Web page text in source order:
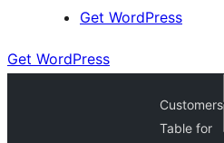
Get WordPress
Get WordPress
Customers
Table for